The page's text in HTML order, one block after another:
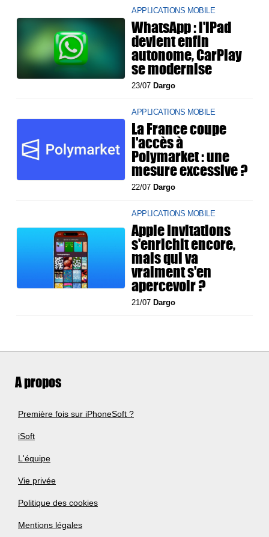
APPLICATIONS MOBILE
WhatsApp : l'iPad
devient enfin
autonome, CarPlay
se modernise
23/07 Dargo
APPLICATIONS MOBILE
La France coupe
l'accès à
Polymarket : une
mesure excessive ?
22/07 Dargo
APPLICATIONS MOBILE
Apple Invitations
s'enrichit encore,
mais qui va
vraiment s'en
apercevoir ?
21/07 Dargo
A propos
Première fois sur iPhoneSoft ?
iSoft
L'équipe
Vie privée
Politique des cookies
Mentions légales